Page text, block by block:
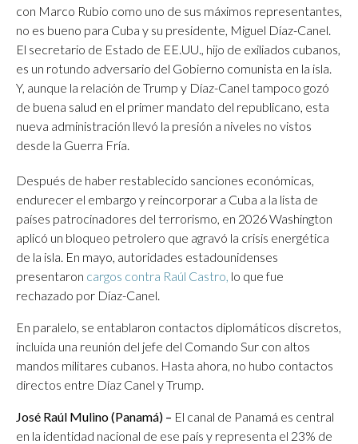
con Marco Rubio como uno de sus máximos representantes,
no es bueno para Cuba y su presidente, Miguel Díaz-Canel.
El secretario de Estado de EE.UU., hijo de exiliados cubanos,
es un rotundo adversario del Gobierno comunista en la isla.
Y, aunque la relación de Trump y Díaz-Canel tampoco gozó
de buena salud en el primer mandato del republicano, esta
nueva administración llevó la presión a niveles no vistos
desde la Guerra Fría.
Después de haber restablecido sanciones económicas,
endurecer el embargo y reincorporar a Cuba a la lista de
países patrocinadores del terrorismo, en 2026 Washington
aplicó un bloqueo petrolero que agravó la crisis energética
de la isla. En mayo, autoridades estadounidenses
presentaron cargos contra Raúl Castro, lo que fue
rechazado por Díaz-Canel.
En paralelo, se entablaron contactos diplomáticos discretos,
incluida una reunión del jefe del Comando Sur con altos
mandos militares cubanos. Hasta ahora, no hubo contactos
directos entre Díaz Canel y Trump.
José Raúl Mulino (Panamá) – El canal de Panamá es central
en la identidad nacional de ese país y representa el 23% de